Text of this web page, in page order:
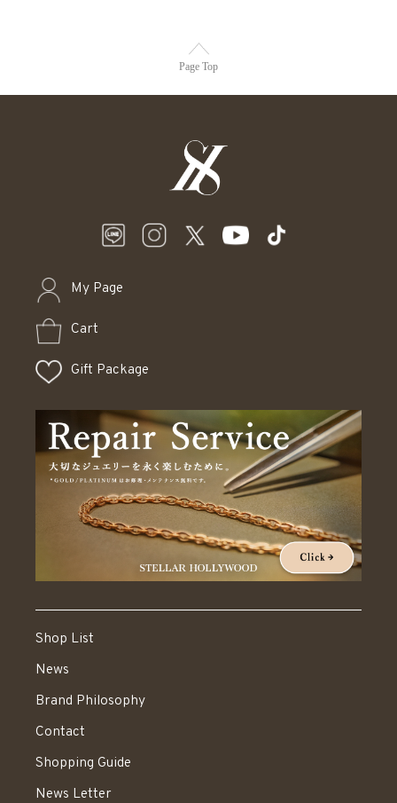
Page Top
My Page
Cart
Gift Package
Shop List
News
Brand Philosophy
Contact
Shopping Guide
News Letter